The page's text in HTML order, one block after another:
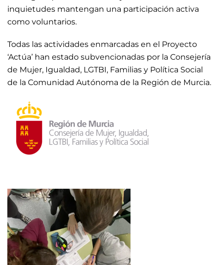
inquietudes mantengan una participación activa
como voluntarios.
Todas las actividades enmarcadas en el Proyecto
‘Actúa’ han estado subvencionadas por la Consejería
de Mujer, Igualdad, LGTBI, Familias y Política Social
de la Comunidad Autónoma de la Región de Murcia.